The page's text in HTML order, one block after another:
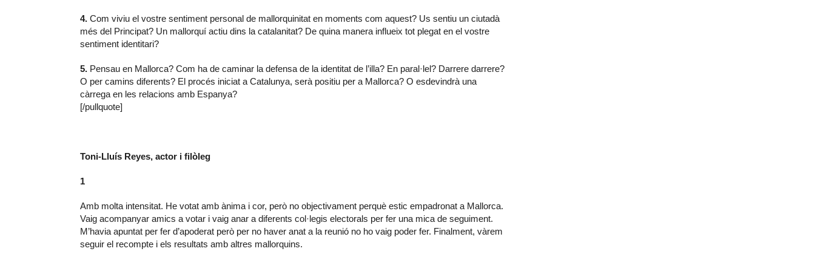
4. Com viviu el vostre sentiment personal de mallorquinitat en moments com aquest? Us sentiu un ciutadà
més del Principat? Un mallorquí actiu dins la catalanitat? De quina manera influeix tot plegat en el vostre
sentiment identitari?
5. Pensau en Mallorca? Com ha de caminar la defensa de la identitat de l’illa? En paral·lel? Darrere darrere?
O per camins diferents? El procés iniciat a Catalunya, serà positiu per a Mallorca? O esdevindrà una
càrrega en les relacions amb Espanya?
[/pullquote]
Toni-Lluís Reyes, actor i filòleg
1
Amb molta intensitat. He votat amb ànima i cor, però no objectivament perquè estic empadronat a Mallorca.
Vaig acompanyar amics a votar i vaig anar a diferents col·legis electorals per fer una mica de seguiment.
M’havia apuntat per fer d’apoderat però per no haver anat a la reunió no ho vaig poder fer. Finalment, vàrem
seguir el recompte i els resultats amb altres mallorquins.